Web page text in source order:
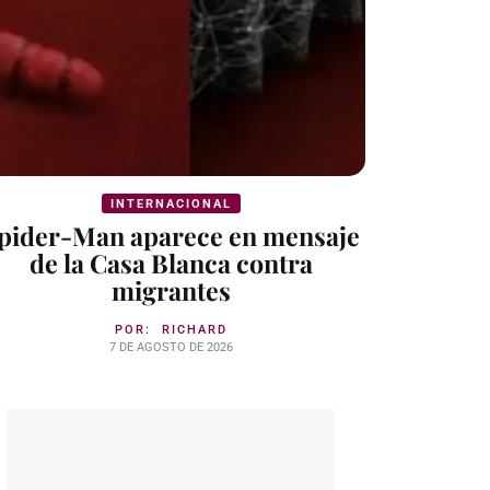
INTERNACIONAL
Man aparece en mensaje
de la Casa Blanca contra
migrantes
POR: RICHARD
7 DE AGOSTO DE 2026